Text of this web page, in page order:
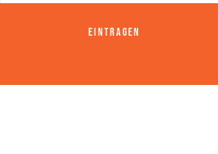
EINTRAGEN